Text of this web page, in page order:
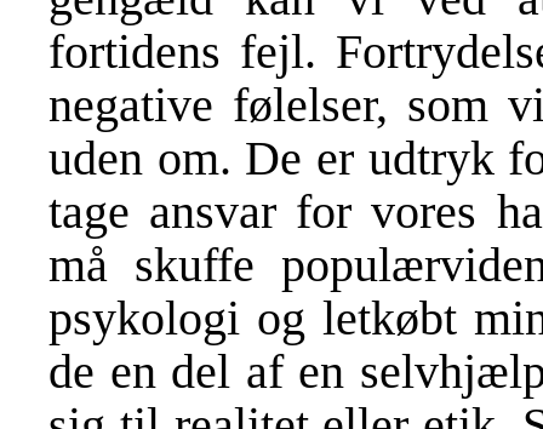
fortidens fejl.
negative følelser, som
uden om. De er udtryk
tage ansvar for vores
må skuffe
psykologi og letkøbt
de en del af en